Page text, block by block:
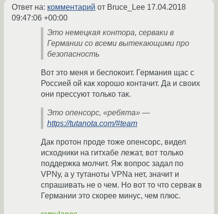
Ответ на: комментарий от Bruce_Lee 17.04.2018
09:47:06 +00:00
Это немецкая контора, серваки в
Германии со всеми вытекающими про
безопасность
Вот это меня и беспокоит. Германия щас с
Россией ой как хорошо контачит. Да и своих
они прессуют только так.
Это опенсорс, «ребята» —
https://tutanota.com/#team
Дак протон проде тоже опенсорс, видел
исходники на гитхабе лежат, вот только
поддержка молчит. Яж вопрос задал по
VPNу, а у тутаноты VPNа нет, значит и
спрашивать не о чем. Но вот то что сервак в
Германии это скорее минус, чем плюс.